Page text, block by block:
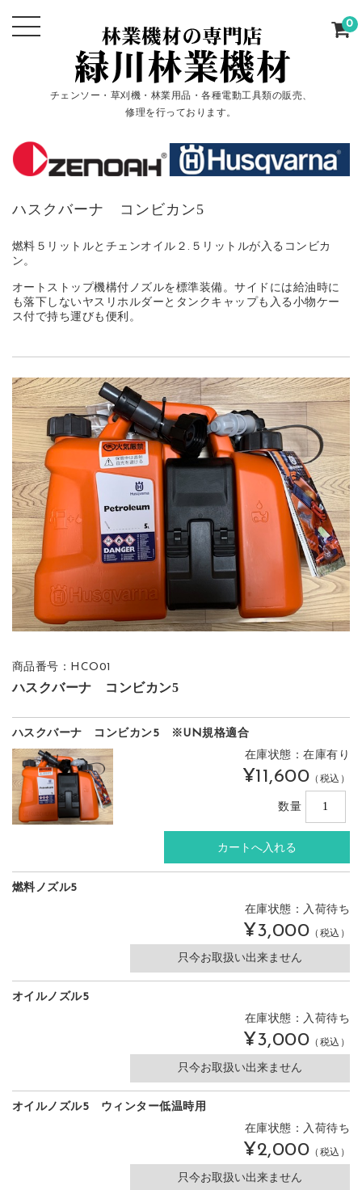
チェンソー・草刈機・林業用品・各種電動工具類の販売、
修理を行っております。
0
ハスクバーナ コンビカン5
燃料５リットルとチェンオイル２.５リットルが入るコンビカ
ン。
オートストップ機構付ノズルを標準装備。サイドには給油時に
も落下しないヤスリホルダーとタンクキャップも入る小物ケー
ス付で持ち運びも便利。
商品番号：HCO01
ハスクバーナ コンビカン5
ハスクバーナ コンビカン5 ※UN規格適合
在庫状態：在庫有り
¥11,600 （税込）
数量
燃料ノズル5
在庫状態：入荷待ち
¥3,000 （税込）
只今お取扱い出来ません
オイルノズル5
在庫状態：入荷待ち
¥3,000 （税込）
只今お取扱い出来ません
オイルノズル5 ウィンター低温時用
在庫状態：入荷待ち
¥2,000 （税込）
只今お取扱い出来ません